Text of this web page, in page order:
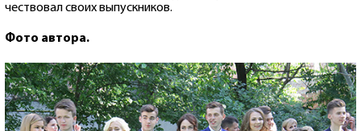
чествовал своих выпускников.
Фото автора.